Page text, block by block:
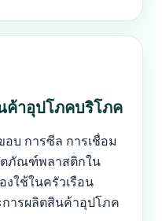
าอุปโภคบริโภค
บ การซีล การเชื่อม
ตภัณฑ์พลาสติกใน
ใช้ในครัวเรือน
ารผลิตสินค้าอุปโภค